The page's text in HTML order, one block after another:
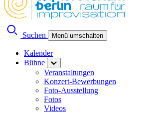
Suchen Menü umschalten
Kalender
Bühne
Veranstaltungen
Konzert-Bewerbungen
Foto-Ausstellung
Fotos
Videos